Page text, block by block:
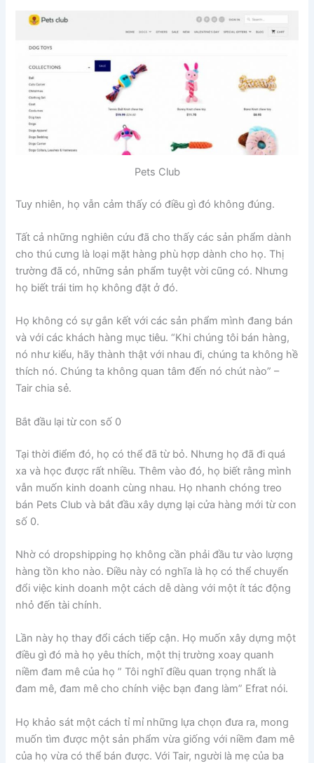
Pets Club
Tuy nhiên, họ vẫn cảm thấy có điều gì đó không đúng.
Tất cả những nghiên cứu đã cho thấy các sản phẩm dành
cho thú cưng là loại mặt hàng phù hợp dành cho họ. Thị
trường đã có, những sản phẩm tuyệt vời cũng có. Nhưng
họ biết trái tim họ không đặt ở đó.
Họ không có sự gắn kết với các sản phẩm mình đang bán
và với các khách hàng mục tiêu. “Khi chúng tôi bán hàng,
nó như kiểu, hãy thành thật với nhau đi, chúng ta không hề
thích nó. Chúng ta không quan tâm đến nó chút nào” –
Tair chia sẻ.
Bắt đầu lại từ con số 0
Tại thời điểm đó, họ có thể đã từ bỏ. Nhưng họ đã đi quá
xa và học được rất nhiều. Thêm vào đó, họ biết rằng mình
vẫn muốn kinh doanh cùng nhau. Họ nhanh chóng treo
bán Pets Club và bắt đầu xây dựng lại cửa hàng mới từ con
số 0.
Nhờ có dropshipping họ không cần phải đầu tư vào lượng
hàng tồn kho nào. Điều này có nghĩa là họ có thể chuyển
đổi việc kinh doanh một cách dễ dàng với một ít tác động
nhỏ đến tài chính.
Lần này họ thay đổi cách tiếp cận. Họ muốn xây dựng một
điều gì đó mà họ yêu thích, một thị trường xoay quanh
niềm đam mê của họ ” Tôi nghĩ điều quan trọng nhất là
đam mê, đam mê cho chính việc bạn đang làm” Efrat nói.
Họ khảo sát một cách tỉ mỉ những lựa chọn đưa ra, mong
muốn tìm được một sản phẩm vừa giống với niềm đam mê
của họ vừa có thể bán được. Với Tair, người là mẹ của ba